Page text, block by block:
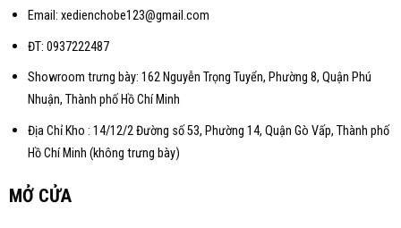
Email: xedienchobe123@gmail.com
ĐT: 0937222487
Showroom trưng bày: 162 Nguyễn Trọng Tuyển, Phường 8, Quận Phú
Nhuận, Thành phố Hồ Chí Minh
Địa Chỉ Kho : 14/12/2 Đường số 53, Phường 14, Quận Gò Vấp, Thành phố
Hồ Chí Minh (không trưng bày)
MỞ CỬA